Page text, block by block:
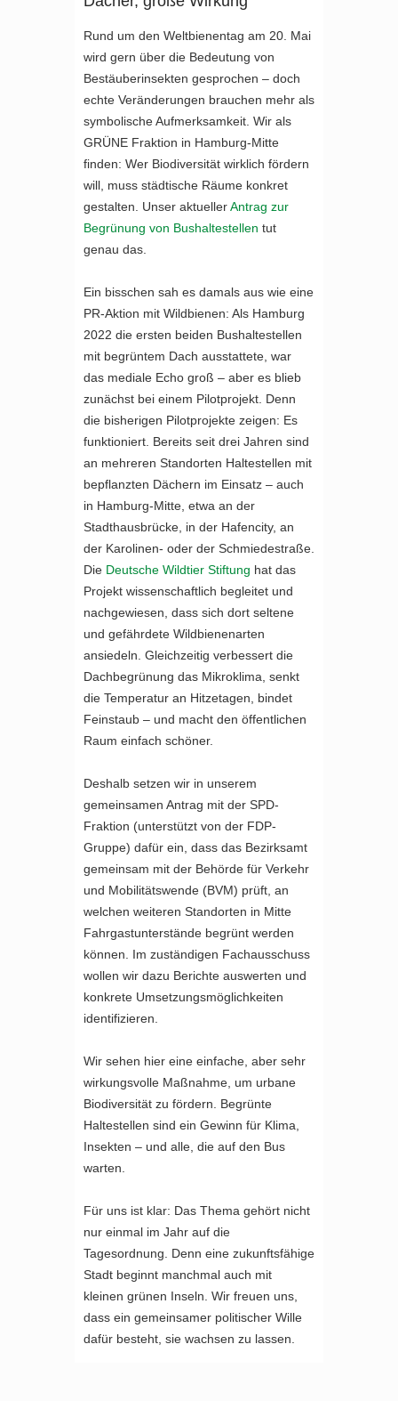
Rund um den Weltbienentag am 20. Mai
wird gern über die Bedeutung von
Bestäuberinsekten gesprochen – doch
echte Veränderungen brauchen mehr als
symbolische Aufmerksamkeit. Wir als
GRÜNE Fraktion in Hamburg-Mitte
finden: Wer Biodiversität wirklich fördern
will, muss städtische Räume konkret
gestalten. Unser aktuellerAntrag zur
Begrünung von Bushaltestellen tut
genau das.
Ein bisschen sah es damals aus wie eine
PR-Aktion mit Wildbienen: Als Hamburg
2022 die ersten beiden Bushaltestellen
mit begrüntem Dach ausstattete, war
das mediale Echo groß – aber es blieb
zunächst bei einem Pilotprojekt. Denn
die bisherigen Pilotprojekte zeigen: Es
funktioniert. Bereits seit drei Jahren sind
an mehreren Standorten Haltestellen mit
bepflanzten Dächern im Einsatz – auch
in Hamburg-Mitte, etwa an der
Stadthausbrücke, in der Hafencity, an
der Karolinen- oder der Schmiedestraße.
Die Deutsche Wildtier Stiftung hat das
Projekt wissenschaftlich begleitet und
nachgewiesen, dass sich dort seltene
und gefährdete Wildbienenarten
ansiedeln. Gleichzeitig verbessert die
Dachbegrünung das Mikroklima, senkt
die Temperatur an Hitzetagen, bindet
Feinstaub – und macht den öffentlichen
Raum einfach schöner.
Deshalb setzen wir in unserem
gemeinsamen Antrag mit der SPD-
Fraktion (unterstützt von der FDP-
Gruppe) dafür ein, dass das Bezirksamt
gemeinsam mit der Behörde für Verkehr
und Mobilitätswende (BVM) prüft, an
welchen weiteren Standorten in Mitte
Fahrgastunterstände begrünt werden
können. Im zuständigen Fachausschuss
wollen wir dazu Berichte auswerten und
konkrete Umsetzungsmöglichkeiten
identifizieren.
Wir sehen hier eine einfache, aber sehr
wirkungsvolle Maßnahme, um urbane
Biodiversität zu fördern. Begrünte
Haltestellen sind ein Gewinn für Klima,
Insekten – und alle, die auf den Bus
warten.
Für uns ist klar: Das Thema gehört nicht
nur einmal im Jahr auf die
Tagesordnung. Denn eine zukunftsfähige
Stadt beginnt manchmal auch mit
kleinen grünen Inseln. Wir freuen uns,
dass ein gemeinsamer politischer Wille
dafür besteht, sie wachsen zu lassen.